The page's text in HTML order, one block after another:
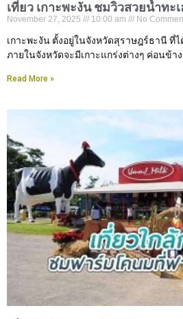
เที่ยว เกาะพะงัน ชมวิวสวยน้ำทะ
November 27, 2025 10:00 am No
เกาะพะงัน ตั้งอยู่ในจังหวัดสุราษฎร์ธานี ที่ไ
ภายในจังหวัดจะมีเกาะแกร่งต่างๆ ค่อนข้า
Read More »